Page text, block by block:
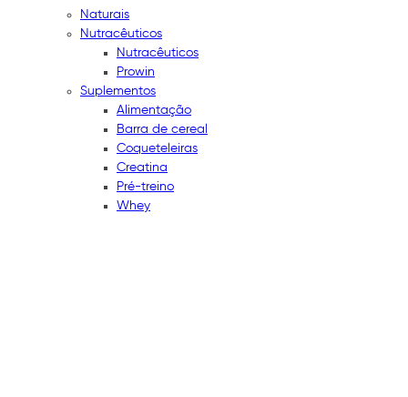
Naturais
Nutracêuticos
Nutracêuticos
Prowin
Suplementos
Alimentação
Barra de cereal
Coqueteleiras
Creatina
Pré-treino
Whey